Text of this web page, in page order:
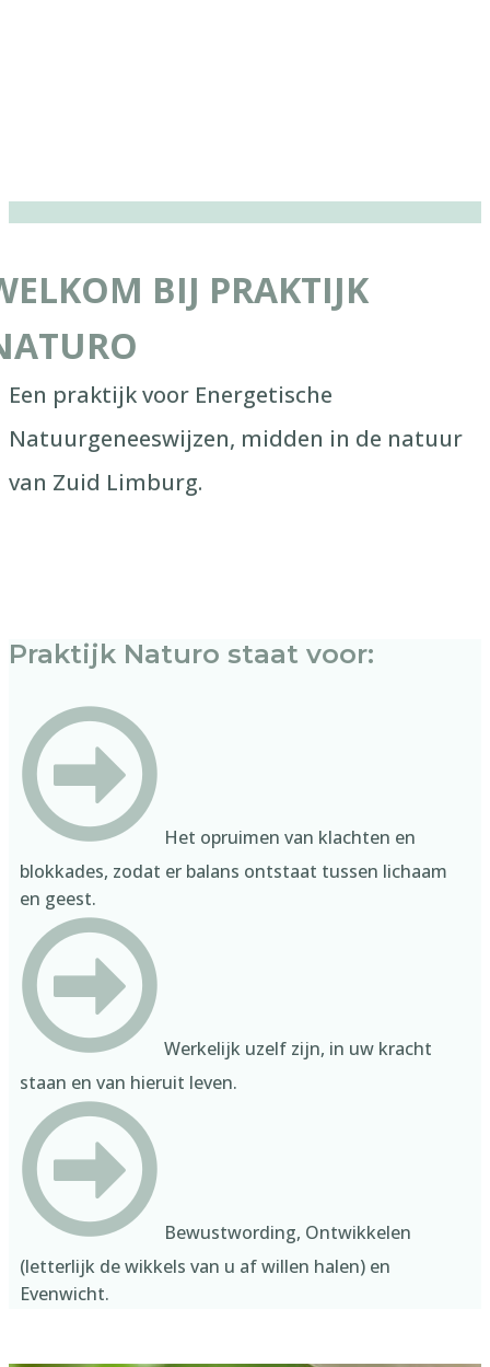
BIJ PRAKTIJK
Een praktijk voor Energetische
Natuurgeneeswijzen, midden in de natuur
van Zuid Limburg.
Praktijk Naturo staat voor:
​Het opruimen van klachten en
blokkades, zodat er balans ontstaat tussen lichaam
en geest.
​Werkelijk uzelf zijn, in uw kracht
staan en van hieruit leven.
​Bewustwording, Ontwikkelen
(letterlijk de wikkels van u af willen halen) en
Evenwicht.